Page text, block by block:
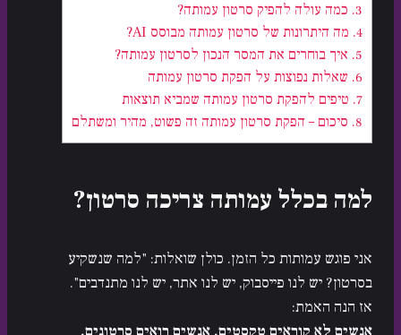
3. כמה עולה להפיק סרטון עמותה?
4. מה היתרונות של סרטון עמותה מבוסס AI?
5. איך בוחרים את המסר הנכון לסרטון עמותה?
6. שאלות נפוצות על הפקת סרטון עמותה
7. טיפים להפקת סרטון עמותה שמביא תוצאות
8. סיכום – הפקת סרטון עמותה זה פשוט, מהיר ומשתלם
למה בכלל עמותה צריכה סרטון?
אני פוגש עמותות כל הזמן. כולן שואלות: "למה שנשקיע
בסרטון? יש לנו פייסבוק, יש לנו אתר, יש לנו מתנדבים".
אז הנה האמת: